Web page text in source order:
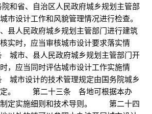
省、自治区人民政府城乡规划主管部
市设计工作和风貌管理情况进行检查。
人民政府城乡规划主管部门进行建筑
实时，应当审核城市设计要求落实情
市、县人民政府城乡规划主管部门开
，应当同时评估城市设计工作实施情
市设计的技术管理规定由国务院城乡
定。 第二十三条 各地可根据本办
制定实施细则和技术导则。 第二十四